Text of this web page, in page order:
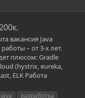
вакансия Java
– от 3-х лет.
плюсом: Gradle
(hystrix, eureka,
ELK Работа
java
разработка